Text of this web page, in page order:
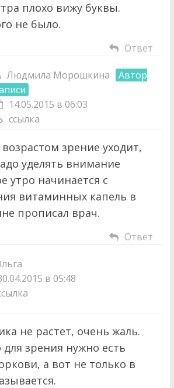
плохо вижу буквы.
не было.
Ответ
Людмила Морошкина
Автор
14.05.2015 в 06:03
ссылка
возрастом зрение уходит,
уделять внимание
утро начинается с
витаминных капель в
прописал врач.
Ответ
в 05:48
не растет, очень жаль.
для зрения нужно есть
а вот не только в